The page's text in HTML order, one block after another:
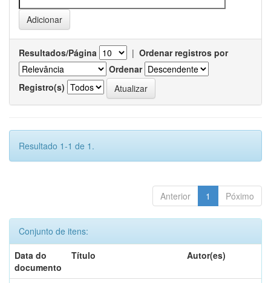
Resultados/Página | Ordenar registros por
Ordenar
Registro(s)
Resultado 1-1 de 1.
Anterior 1 Póximo
Conjunto de itens:
Data do
documento
Título Autor(es)